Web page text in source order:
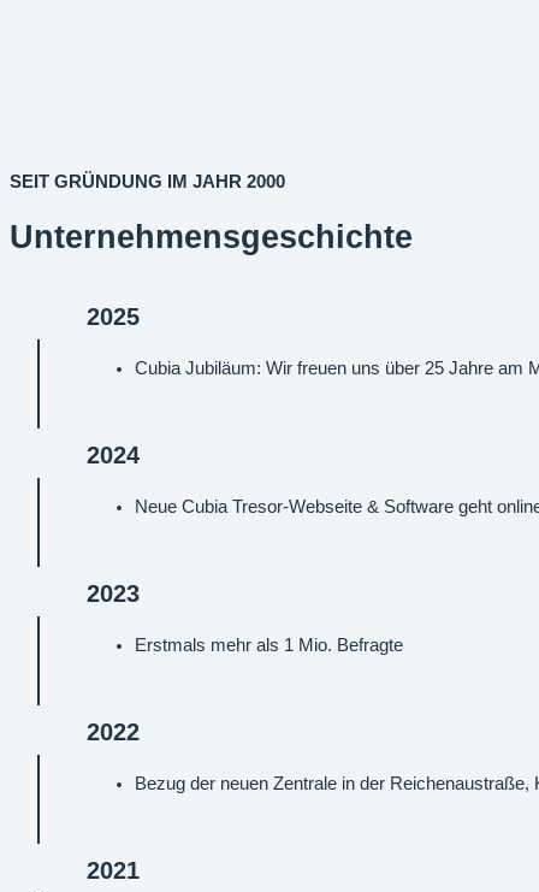
SEIT GRÜNDUNG IM JAHR 2000
Unternehmensgeschichte
2025
Cubia Jubiläum: Wir freuen uns über 25 Jahre am
2024
Neue Cubia Tresor-Webseite & Software geht
2023
Erstmals mehr als 1 Mio. Befragte
2022
Bezug der neuen Zentrale in der Reichenaustraße,
2021